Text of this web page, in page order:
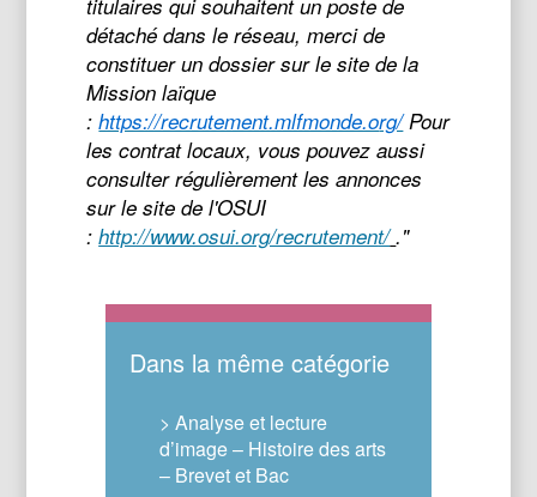
titulaires qui souhaitent un poste de
détaché dans le réseau, merci de
constituer un dossier sur le site de la
Mission laïque
:https://recrutement.mlfmonde.org/ Pour
les contrat locaux, vous pouvez aussi
consulter régulièrement les annonces
sur le site de l'OSUI
:http://www.osui.org/recrutement/ ."
Dans la même catégorie
> Analyse et lecture
d’image – Histoire des arts
– Brevet et Bac